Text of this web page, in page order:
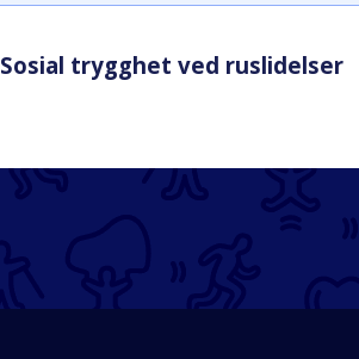
Sosial trygghet ved ruslidelser